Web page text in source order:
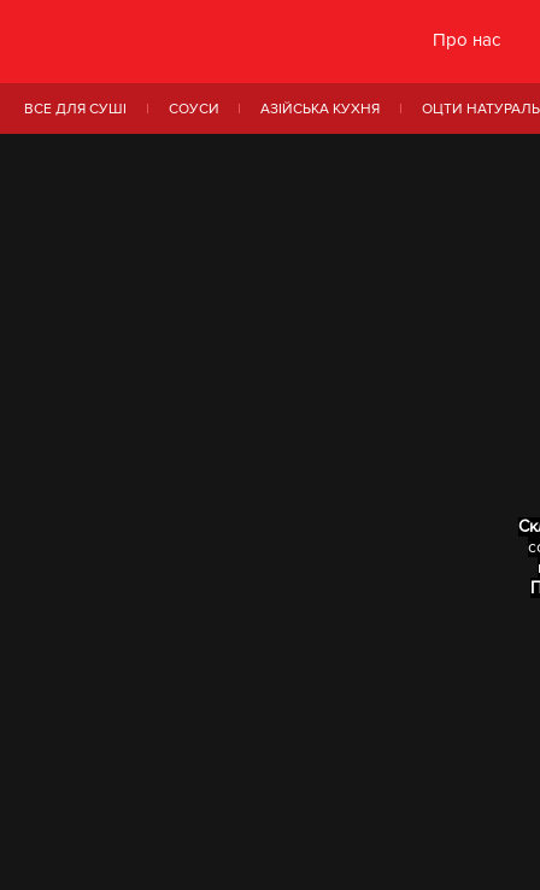
Про нас
ВСЕ ДЛЯ СУШІ СОУСИ АЗІЙСЬКА КУХНЯ ОЦТИ